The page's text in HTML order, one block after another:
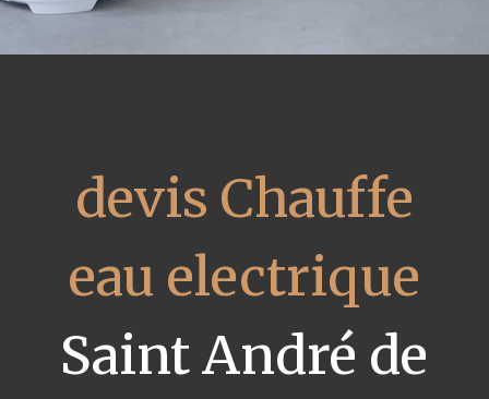
devis Chauffe
eau electrique
Saint André de